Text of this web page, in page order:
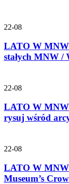
22-08
LATO W MNW
stałych MNW /
22-08
LATO W
rysuj wśród
22-08
LATO W
Museum’s